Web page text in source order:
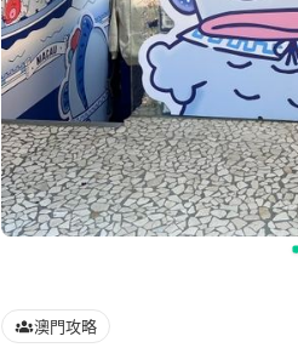
澳門攻略